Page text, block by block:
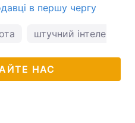
в першу чергу
штучний інтелект
НАС